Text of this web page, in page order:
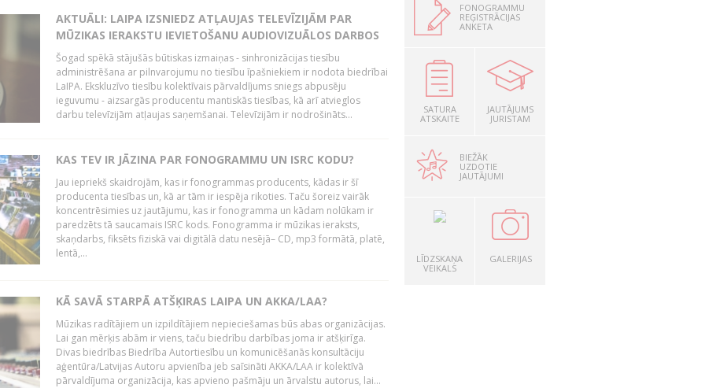
AKTUĀLI: LAIPA IZSNIEDZ ATĻAUJAS TELEVĪZIJĀM PAR
MŪZIKAS IERAKSTU IEVIETOŠANU AUDIOVIZUĀLOS DARBOS
Šogad spēkā stājušās būtiskas izmaiņas - sinhronizācijas tiesību
administrēšana ar pilnvarojumu no tiesību īpašniekiem ir nodota biedrībai
LaIPA. Ekskluzīvo tiesību kolektīvais pārvaldījums sniegs abpusēju
ieguvumu - aizsargās producentu mantiskās tiesības, kā arī atvieglos
darbu televīzijām atļaujas saņemšanai. Televīzijām ir nodrošināts...
KAS TEV IR JĀZINA PAR FONOGRAMMU UN ISRC KODU?
Jau iepriekš skaidrojām, kas ir fonogrammas producents, kādas ir šī
producenta tiesības un, kā ar tām ir iespēja rikoties. Taču šoreiz vairāk
koncentrēsimies uz jautājumu, kas ir fonogramma un kādam nolūkam ir
paredzēts tā saucamais ISRC kods. Fonogramma ir mūzikas ieraksts,
skaņdarbs, fiksēts fiziskā vai digitālā datu nesējā– CD, mp3 formātā, platē,
lentā,...
KĀ SAVĀ STARPĀ ATŠĶIRAS LAIPA UN AKKA/LAA?
Mūzikas radītājiem un izpildītājiem nepieciešamas būs abas organizācijas.
Lai gan mērķis abām ir viens, taču biedrību darbības joma ir atšķirīga.
Divas biedrības Biedrība Autortiesību un komunicēšanās konsultāciju
aģentūra/Latvijas Autoru apvienība jeb saīsināti AKKA/LAA ir kolektīvā
pārvaldījuma organizācija, kas apvieno pašmāju un ārvalstu autorus, lai...
FONOGRAMMU
REĢISTRĀCIJAS
ANKETA
SATURA
ATSKAITE
JAUTĀJUMS
JURISTAM
BIEŽĀK
UZDOTIE
JAUTĀJUMI
LĪDZSKAŅA
VEIKALS
GALERIJAS